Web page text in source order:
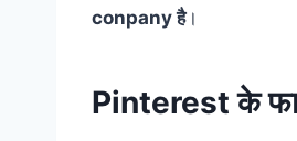
conpany है।
Pinterest के